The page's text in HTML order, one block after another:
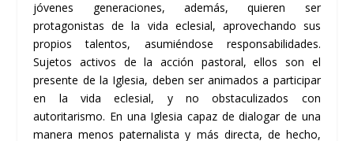
jóvenes generaciones, además, quieren ser
protagonistas de la vida eclesial, aprovechando sus
propios talentos, asumiéndose responsabilidades.
Sujetos activos de la acción pastoral, ellos son el
presente de la Iglesia, deben ser animados a participar
en la vida eclesial, y no obstaculizados con
autoritarismo. En una Iglesia capaz de dialogar de una
manera menos paternalista y más directa, de hecho,